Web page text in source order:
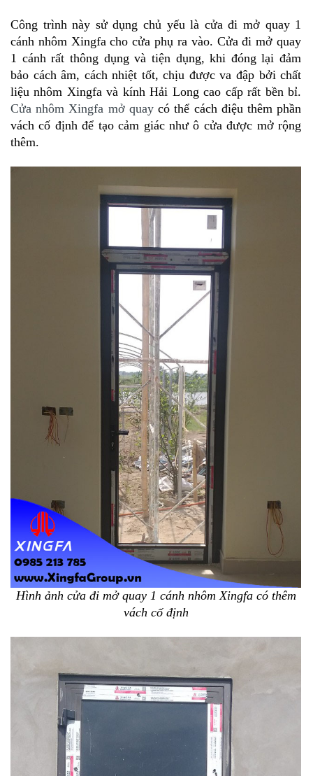
Công trình này sử dụng chủ yếu là cửa đi mở quay 1
cánh nhôm Xingfa cho cửa phụ ra vào. Cửa đi mở quay
1 cánh rất thông dụng và tiện dụng, khi đóng lại đảm
bảo cách âm, cách nhiệt tốt, chịu được va đập bởi chất
liệu nhôm Xingfa và kính Hải Long cao cấp rất bền bỉ.
Cửa nhôm Xingfa mở quaycó thể cách điệu thêm phần
vách cố định để tạo cảm giác như ô cửa được mở rộng
thêm.
Hình ảnh cửa đi mở quay 1 cánh nhôm Xingfa có thêm
vách cố định